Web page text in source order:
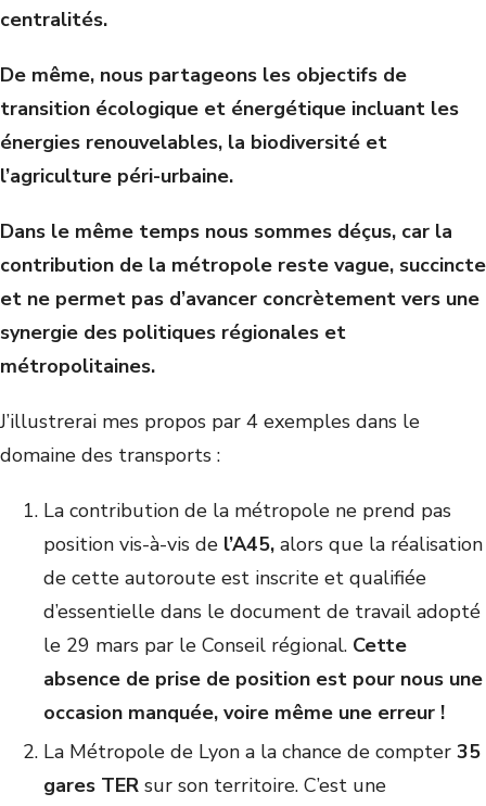
centralités.
De même, nous partageons les objectifs de
transition écologique et énergétique incluant les
énergies renouvelables, la biodiversité et
l’agriculture péri-urbaine.
Dans le même temps nous sommes déçus, car la
contribution de la métropole reste vague, succincte
et ne permet pas d’avancer concrètement vers une
synergie des politiques régionales et
métropolitaines.
J’illustrerai mes propos par 4 exemples dans le
domaine des transports :
La contribution de la métropole ne prend pas
position vis-à-vis de l’A45, alors que la réalisation
de cette autoroute est inscrite et qualifiée
d’essentielle dans le document de travail adopté
le 29 mars par le Conseil régional. Cette
absence de prise de position est pour nous une
occasion manquée, voire même une erreur !
La Métropole de Lyon a la chance de compter 35
gares TER sur son territoire. C’est une